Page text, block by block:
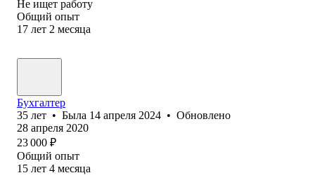
Не ищет работу
Общий опыт
17 лет 2 месяца
Бухгалтер
35 лет • Была 14 апреля 2024 • Обновлено
28 апреля 2020
23 000 ₽
Общий опыт
15 лет 4 месяца